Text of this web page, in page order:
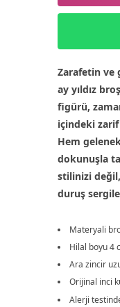
Zarafetin ve
ay yıldız
figürü,
içindeki zarif
Hem
dokunuşla
stilinizi
duruş
Materyali
Hilal boyu 4
Ara zincir
Orijinal inci
Alerji